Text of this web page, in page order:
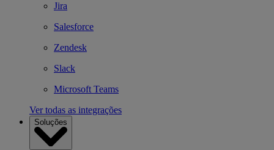
Jira
Salesforce
Zendesk
Slack
Microsoft Teams
Ver todas as integrações
Soluções